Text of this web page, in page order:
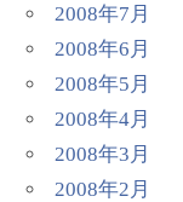
2008年7月
2008年6月
2008年5月
2008年4月
2008年3月
2008年2月